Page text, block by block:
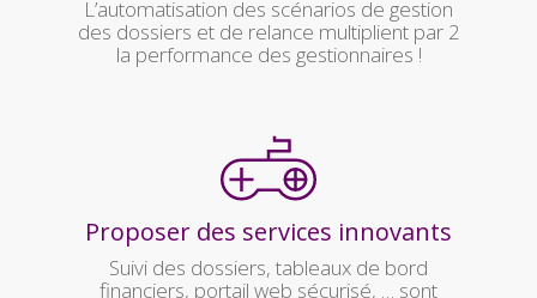
L’automatisation des scénarios de gestion
des dossiers et de relance multiplient par 2
la performance des gestionnaires !
Proposer des services innovants
Suivi des dossiers, tableaux de bord
financiers, portail web sécurisé, … sont